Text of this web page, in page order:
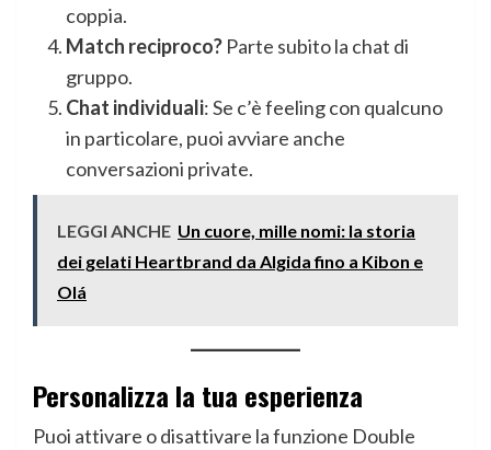
coppia.
Match reciproco? Parte subito la chat di
gruppo.
Chat individuali: Se c’è feeling con qualcuno
in particolare, puoi avviare anche
conversazioni private.
LEGGI ANCHE Un cuore, mille nomi: la storia
dei gelati Heartbrand da Algida fino a Kibon e
Olá
Personalizza la tua esperienza
Puoi attivare o disattivare la funzione Double